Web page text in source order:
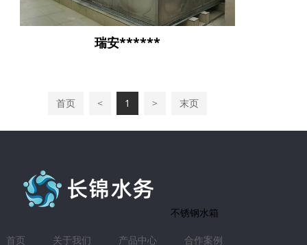
瑞安******
首页 < 1 > 末页
不锈钢水箱
首页 关于我们 产品中心 合作案例